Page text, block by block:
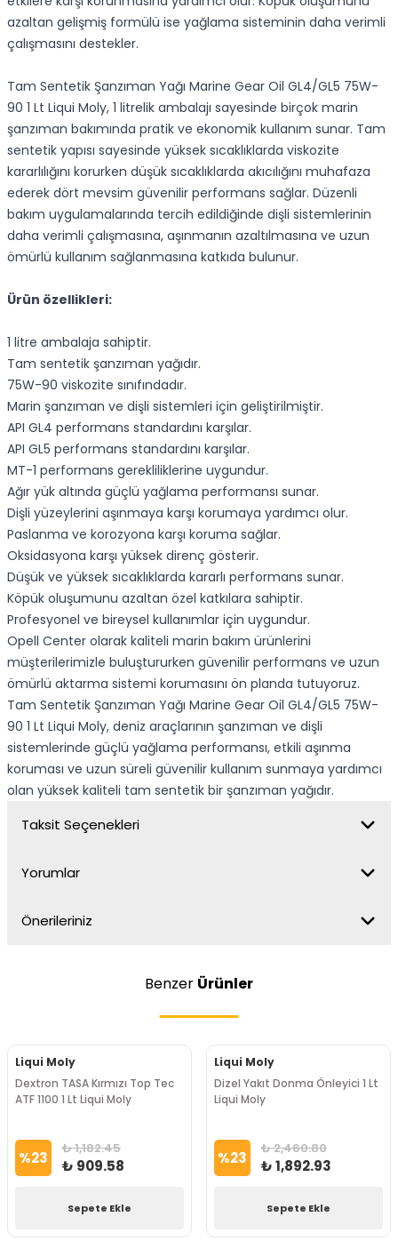
azaltan gelişmiş formülü ise yağlama sisteminin daha verimli
çalışmasını destekler.
Tam Sentetik Şanzıman Yağı Marine Gear Oil GL4/GL5 75W-
90 1 Lt Liqui Moly, 1 litrelik ambalajı sayesinde birçok marin
şanzıman bakımında pratik ve ekonomik kullanım sunar. Tam
sentetik yapısı sayesinde yüksek sıcaklıklarda viskozite
kararlılığını korurken düşük sıcaklıklarda akıcılığını muhafaza
ederek dört mevsim güvenilir performans sağlar. Düzenli
bakım uygulamalarında tercih edildiğinde dişli sistemlerinin
daha verimli çalışmasına, aşınmanın azaltılmasına ve uzun
ömürlü kullanım sağlanmasına katkıda bulunur.
Ürün özellikleri:
1 litre ambalaja sahiptir.
Tam sentetik şanzıman yağıdır.
75W-90 viskozite sınıfındadır.
Marin şanzıman ve dişli sistemleri için geliştirilmiştir.
API GL4 performans standardını karşılar.
API GL5 performans standardını karşılar.
MT-1 performans gerekliliklerine uygundur.
Ağır yük altında güçlü yağlama performansı sunar.
Dişli yüzeylerini aşınmaya karşı korumaya yardımcı olur.
Paslanma ve korozyona karşı koruma sağlar.
Oksidasyona karşı yüksek direnç gösterir.
Düşük ve yüksek sıcaklıklarda kararlı performans sunar.
Köpük oluşumunu azaltan özel katkılara sahiptir.
Profesyonel ve bireysel kullanımlar için uygundur.
Opell Center olarak kaliteli marin bakım ürünlerini
müşterilerimizle buluştururken güvenilir performans ve uzun
ömürlü aktarma sistemi korumasını ön planda tutuyoruz.
Tam Sentetik Şanzıman Yağı Marine Gear Oil GL4/GL5 75W-
90 1 Lt Liqui Moly, deniz araçlarının şanzıman ve dişli
sistemlerinde güçlü yağlama performansı, etkili aşınma
koruması ve uzun süreli güvenilir kullanım sunmaya yardımcı
olan yüksek kaliteli tam sentetik bir şanzıman yağıdır.
Taksit Seçenekleri
Yorumlar
Önerileriniz
Benzer Ürünler
Liqui Moly
Dextron TASA Kırmızı Top Tec
ATF 1100 1 Lt Liqui Moly
%23 ₺ 1,182.45
₺ 909.58
Sepete Ekle
Liqui Moly
Dizel Yakıt Donma Önleyici 1 Lt
Liqui Moly
%23 ₺ 2,460.80
₺ 1,892.93
Sepete Ekle